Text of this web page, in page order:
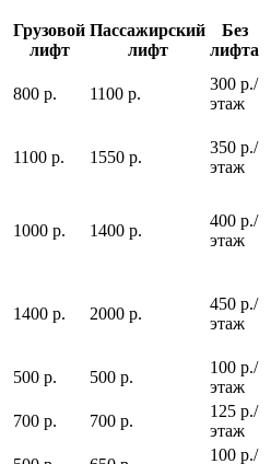
Грузовой
лифт
Пассажирский
лифт
Без
лифта
800 р. 1100 р.
300 р./
этаж
1100 р. 1550 р.
350 р./
этаж
1000 р. 1400 р.
400 р./
этаж
1400 р. 2000 р.
450 р./
этаж
500 р. 500 р.
100 р./
этаж
700 р. 700 р.
125 р./
этаж
100 р./